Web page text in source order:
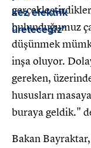
bulunduğumuz
düşünmek
inşa oluyor.
gereken,
hususları
buraya geldik."
Bakan